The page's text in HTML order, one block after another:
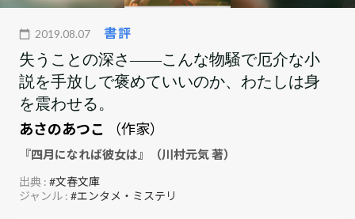
2019.08.07 書評
失うことの深さ――こんな物騒で厄介な小
説を手放しで褒めていいのか、わたしは身
を震わせる。
あさのあつこ
（作家）
『四月になれば彼女は』（川村元気 著）
出典 :#文春文庫
ジャンル :#エンタメ・ミステリ